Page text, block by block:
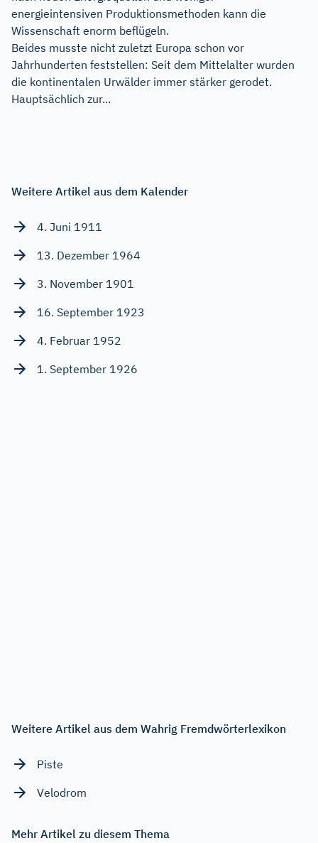
energieintensiven Produktionsmethoden kann die
Wissenschaft enorm beflügeln.
Beides musste nicht zuletzt Europa schon vor
Jahrhunderten feststellen: Seit dem Mittelalter wurden
die kontinentalen Urwälder immer stärker gerodet.
Hauptsächlich zur...
Weitere Artikel aus dem Kalender
4. Juni 1911
13. Dezember 1964
3. November 1901
16. September 1923
4. Februar 1952
1. September 1926
Weitere Artikel aus dem Wahrig Fremdwörterlexikon
Piste
Velodrom
Mehr Artikel zu diesem Thema